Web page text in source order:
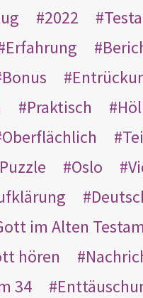
2022
Erfahrung
Bonus
Praktisch
Oberflächlich
Puzzle Oslo
im Alten
hören
34